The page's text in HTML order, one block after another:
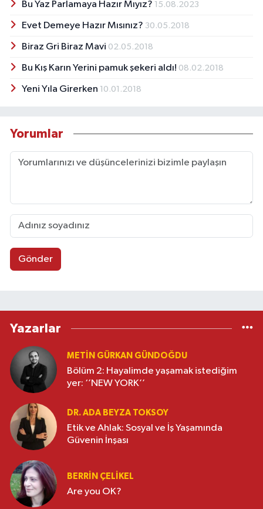
Bu Yaz Parlamaya Hazır Mıyız? 15.08.2023
Evet Demeye Hazır Mısınız? 30.05.2018
Biraz Gri Biraz Mavi 02.05.2018
Bu Kış Karın Yerini pamuk şekeri aldı! 08.02.2018
Yeni Yıla Girerken 10.01.2018
Yorumlar
Gönder
Yazarlar
METIN GÜRKAN GÜNDOĞDU
Bölüm 2: Hayalimde yaşamak istediğim
yer: ‘’NEW YORK’’
DR. ADA BEYZA TOKSOY
Etik ve Ahlak: Sosyal ve İş Yaşamında
Güvenin İnşası
BERRIN ÇELIKEL
Are you OK?